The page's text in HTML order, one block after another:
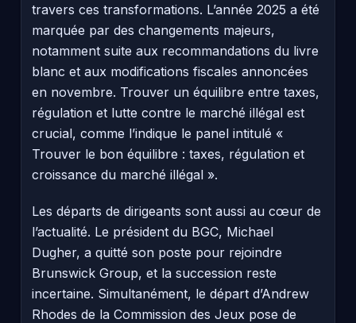
travers ces transformations. L’année 2025 a été
marquée par des changements majeurs,
notamment suite aux recommandations du livre
blanc et aux modifications fiscales annoncées
en novembre. Trouver un équilibre entre taxes,
régulation et lutte contre le marché illégal est
crucial, comme l’indique le panel intitulé «
Trouver le bon équilibre : taxes, régulation et
croissance du marché illégal ».
Les départs de dirigeants sont aussi au cœur de
l’actualité. Le président du BGC, Michael
Dugher, a quitté son poste pour rejoindre
Brunswick Group, et la succession reste
incertaine. Simultanément, le départ d’Andrew
Rhodes de la Commission des Jeux pose de